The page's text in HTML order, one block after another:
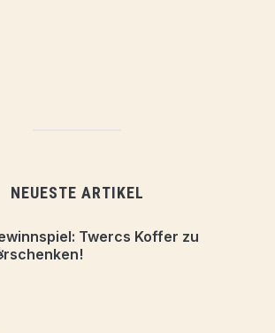
NEUESTE ARTIKEL
Twercs Koffer zu